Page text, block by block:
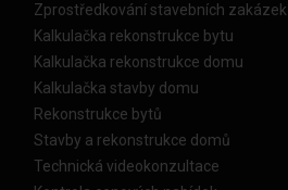
Zprostředkování stavebních zakázek
Kalkulačka rekonstrukce bytu
Kalkulačka rekonstrukce domu
Kalkulačka stavby domu
Rekonstrukce bytů
Stavby a rekonstrukce domů
Technická videokonzultace